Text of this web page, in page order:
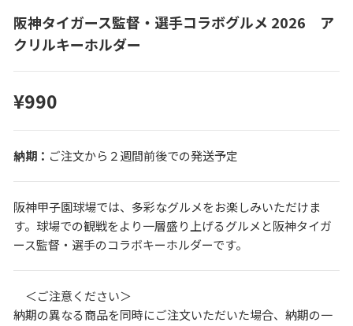
阪神タイガース監督・選手コラボグルメ 2026 ア
クリルキーホルダー
¥990
ご注文から２週間前後での発送予定
阪神甲子園球場では、多彩なグルメをお楽しみいただけま
す。球場での観戦をより一層盛り上げるグルメと阪神タイガ
ース監督・選手のコラボキーホルダーです。
＜ご注意ください＞
納期の異なる商品を同時にご注文いただいた場合、納期の一